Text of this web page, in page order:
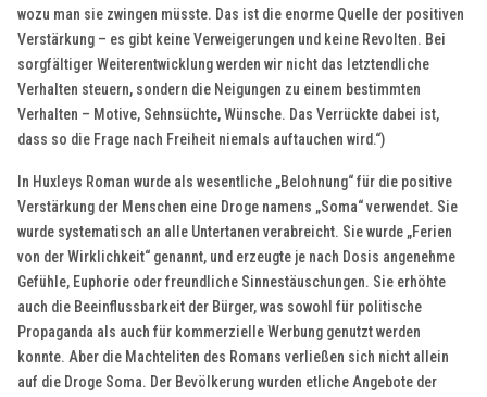
wozu man sie zwingen müsste. Das ist die enorme Quelle der positiven
Verstärkung – es gibt keine Verweigerungen und keine Revolten. Bei
sorgfältiger Weiterentwicklung werden wir nicht das letztendliche
Verhalten steuern, sondern die Neigungen zu einem bestimmten
Verhalten – Motive, Sehnsüchte, Wünsche. Das Verrückte dabei ist,
dass so die Frage nach Freiheit niemals auftauchen wird.“)
In Huxleys Roman wurde als wesentliche „Belohnung“ für die positive
Verstärkung der Menschen eine Droge namens „Soma“ verwendet. Sie
wurde systematisch an alle Untertanen verabreicht. Sie wurde „Ferien
von der Wirklichkeit“ genannt, und erzeugte je nach Dosis angenehme
Gefühle, Euphorie oder freundliche Sinnestäuschungen. Sie erhöhte
auch die Beeinflussbarkeit der Bürger, was sowohl für politische
Propaganda als auch für kommerzielle Werbung genutzt werden
konnte. Aber die Machteliten des Romans verließen sich nicht allein
auf die Droge Soma. Der Bevölkerung wurden etliche Angebote der